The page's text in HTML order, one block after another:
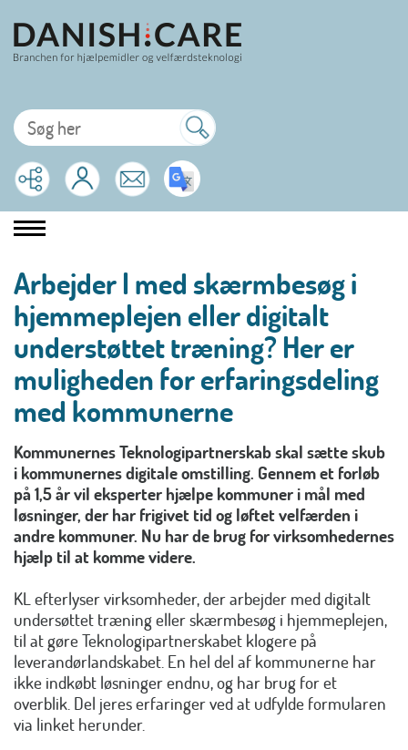
Arbejder I med skærmbesøg i
hjemmeplejen eller digitalt
understøttet træning? Her er
muligheden for erfaringsdeling
med kommunerne
Kommunernes Teknologipartnerskab skal sætte skub
i kommunernes digitale omstilling. Gennem et forløb
på 1,5 år vil eksperter hjælpe kommuner i mål med
løsninger, der har frigivet tid og løftet velfærden i
andre kommuner. Nu har de brug for virksomhedernes
hjælp til at komme videre.
KL efterlyser virksomheder, der arbejder med digitalt
undersøttet træning eller skærmbesøg i hjemmeplejen,
til at gøre Teknologipartnerskabet klogere på
leverandørlandskabet. En hel del af kommunerne har
ikke indkøbt løsninger endnu, og har brug for et
overblik. Del jeres erfaringer ved at udfylde formularen
via linket herunder.